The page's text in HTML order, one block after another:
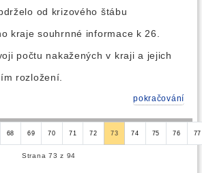
od krizového štábu
kraje souhrnné informace k 26.
počtu nakažených v kraji a jejich
rozložení.
pokračování
68 69 70 71 72 73 74 75 76 77
Strana 73 z 94